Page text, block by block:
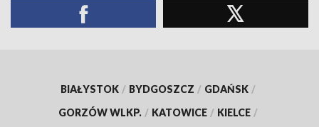
BIAŁYSTOK / BYDGOSZCZ / GDAŃSK /
GORZÓW WLKP. / KATOWICE / KIELCE /